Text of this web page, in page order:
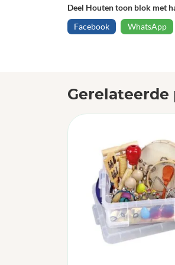
Deel Houten toon blok met
Facebook
WhatsApp